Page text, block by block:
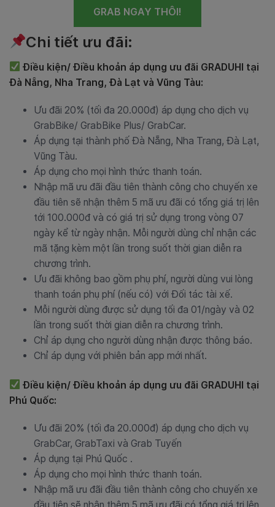
GRAB NGAY THÔI!
Chi tiết ưu đãi:
Điều kiện/ Điều khoản áp dụng ưu đãi GRADUHI tại
Đà Nẵng, Nha Trang, Đà Lạt và Vũng Tàu:
Ưu đãi 20% (tối đa 20.000đ) áp dụng cho dịch vụ
GrabBike/ GrabBike Plus/ GrabCar.
Áp dụng tại thành phố Đà Nẵng, Nha Trang, Đà Lạt,
Vũng Tàu.
Áp dụng cho mọi hình thức thanh toán.
Nhập mã ưu đãi đầu tiên thành công cho chuyến xe
đầu tiên sẽ nhận thêm 5 mã ưu đãi có tổng giá trị lên
tới 100.000đ và có giá trị sử dụng trong vòng 07
ngày kể từ ngày nhận. Mỗi người dùng chỉ nhận các
mã tặng kèm một lần trong suốt thời gian diễn ra
chương trình.
Ưu đãi không bao gồm phụ phí, người dùng vui lòng
thanh toán phụ phí (nếu có) với Đối tác tài xế.
Mỗi người dùng được sử dụng tối đa 01/ngày và 02
lần trong suốt thời gian diễn ra chương trình.
Chỉ áp dụng cho người dùng nhận được thông báo.
Chỉ áp dụng với phiên bản app mới nhất.
Điều kiện/ Điều khoản áp dụng ưu đãi GRADUHI tại
Phú Quốc:
Ưu đãi 20% (tối đa 20.000đ) áp dụng cho dịch vụ
GrabCar, GrabTaxi và Grab Tuyến
Áp dụng tại Phú Quốc .
Áp dụng cho mọi hình thức thanh toán.
Nhập mã ưu đãi đầu tiên thành công cho chuyến xe
đầu tiên sẽ nhận thêm 5 mã ưu đãi có tổng giá trị lên